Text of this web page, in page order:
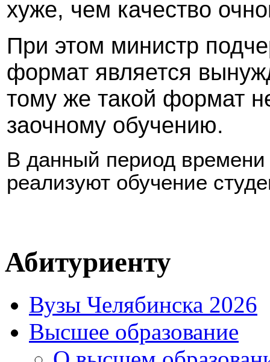
хуже, чем качество
При этом министр
формат является
тому же такой формат
заочному обучению.
В данный период времени
реализуют обучение
Абитуриенту
Вузы Челябинска 2026
Высшее образование